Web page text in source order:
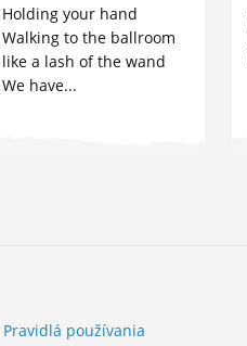
Holding your hand
Walking to the ballroom
like a lash of the wand
We have...
Pravidlá používania